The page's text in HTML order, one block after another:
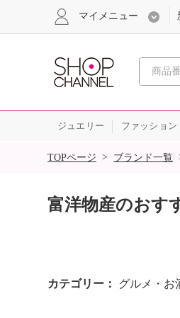
マイメニュー
ジュエリー ファッション
SALE
TOPページ > ブランド一覧
富洋物産のおす
カテゴリー グルメ・お